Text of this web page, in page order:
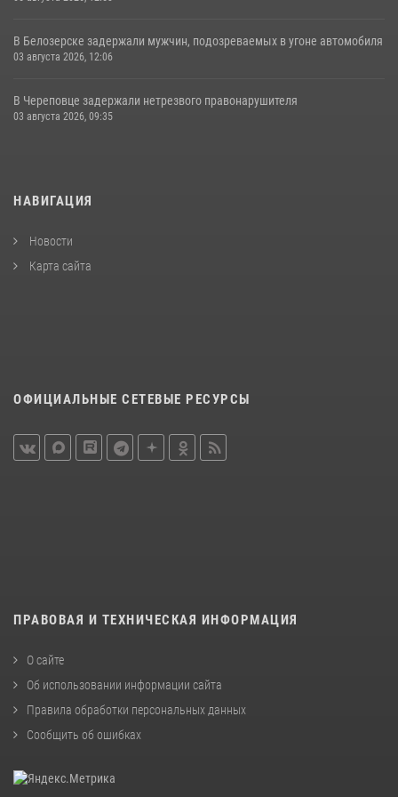
В Белозерске задержали мужчин, подозреваемых в угоне автомобиля
03 августа 2026, 12:06
В Череповце задержали нетрезвого правонарушителя
03 августа 2026, 09:35
НАВИГАЦИЯ
Новости
Карта сайта
ОФИЦИАЛЬНЫЕ СЕТЕВЫЕ РЕСУРСЫ
ПРАВОВАЯ И ТЕХНИЧЕСКАЯ ИНФОРМАЦИЯ
О сайте
Об использовании информации сайта
Правила обработки персональных данных
Сообщить об ошибках